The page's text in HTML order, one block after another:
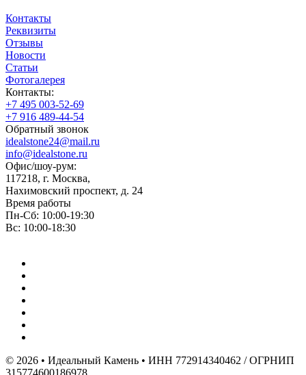
Контакты
Реквизиты
Отзывы
Новости
Статьи
Фотогалерея
Контакты:
+7 495 003-52-69
+7 916 489-44-54
Обратный звонок
idealstone24@mail.ru
info@idealstone.ru
Офис/шоу-рум:
117218, г. Москва,
Нахимовский проспект, д. 24
Время работы
Пн-Сб: 10:00-19:30
Вс: 10:00-18:30
© 2026 • Идеальный Камень • ИНН 772914340462 / ОГРНИП
315774600186978